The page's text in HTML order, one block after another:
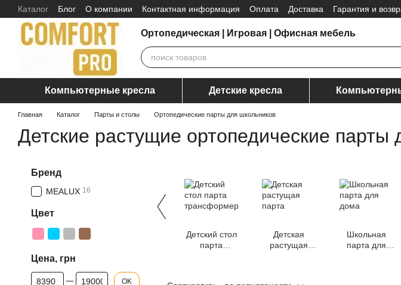
Перейти к основному контенту
Каталог Блог О компании Контактная информация Оплата Доставка Гарантия и
Отзывы о магазине
Ортопедическая | Игровая | Офисная мебель
Компьютерные кресла Детские кресла
Главная Каталог Парты и столы Ортопедические парты для школьников
Детские растущие ортопедические парты
Детский стол
парта
Детская
растущая
Школьная
парта для
Бренд
MEALUX 16
Цвет
Цена, грн
От Цена, грн
До Цена, грн OK